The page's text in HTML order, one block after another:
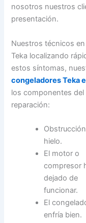
nosotros nuestros
presentación.
Nuestros técnicos
Teka localizando
estos síntomas,
congeladores Teka
los componentes
reparación:
hielo.
El motor o
compresor
dejado de
funcionar.
El
enfría bien.